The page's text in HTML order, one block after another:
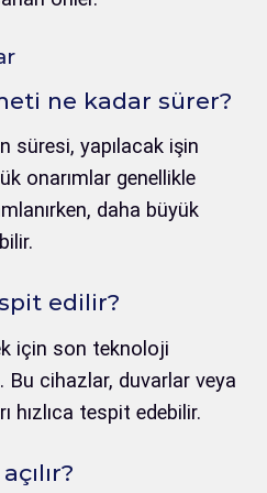
ne kadar sürer?
süresi, yapılacak işin
onarımlar genellikle
daha büyük
edilir?
için son teknoloji
Bu cihazlar, duvarlar veya
hızlıca tespit edebilir.